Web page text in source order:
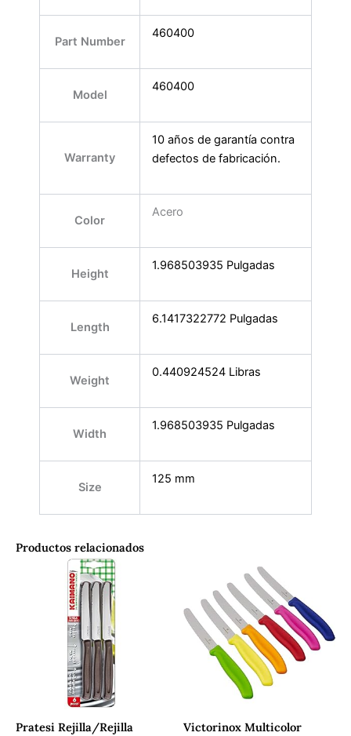
Part Number
460400
Model
460400
Warranty
10 años de garantía contra
defectos de fabricación.
Color
Acero
Height
1.968503935 Pulgadas
Length
6.1417322772 Pulgadas
Weight
0.440924524 Libras
Width
1.968503935 Pulgadas
Size
125 mm
Productos relacionados
Pratesi Rejilla/Rejilla Victorinox Multicolor